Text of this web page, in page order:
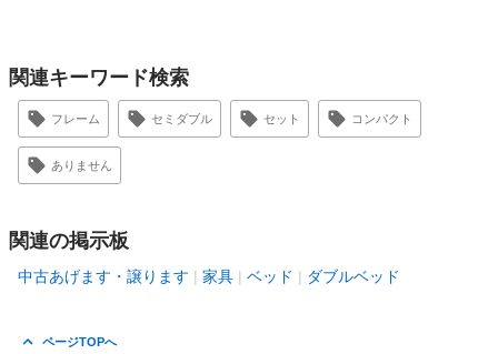
関連キーワード検索
フレーム セミダブル セット コンパクト
ありません
関連の掲示板
中古あげます・譲ります 家具 ベッド ダブルベッド
ページTOPへ